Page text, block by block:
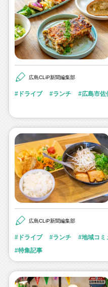
広島CLiP新聞編集部
ドライブ ランチ 広島市佐
広島CLiP新聞編集部
ドライブ ランチ 地域コミ
特集記事